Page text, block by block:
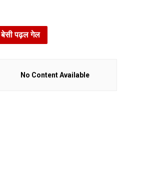
बेसी पढ़ल गेल
No Content Available